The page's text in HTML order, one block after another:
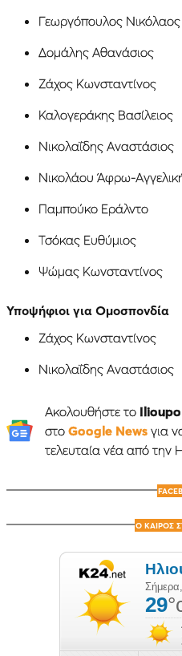
Γεωργόπουλος Νικόλαος
Δομάλης Αθανάσιος
Ζάχος Κωνσταντίνος
Καλογεράκης Βασίλειος
Νικολαΐδης Αναστάσιος
Νικολάου Άφρω-
Παμπούκο Εράλντο
Τσόκας Ευθύμιος
Ψώμας Κωνσταντίνος
Υποψήφιοι για Ομοσπονδία
Ζάχος Κωνσταντίνος
Νικολαΐδης Αναστάσιος
Ακολουθήστε το
στο Google Newsγια
τελευταία νέα από την
Ο ΚΑΙΡΟΣ